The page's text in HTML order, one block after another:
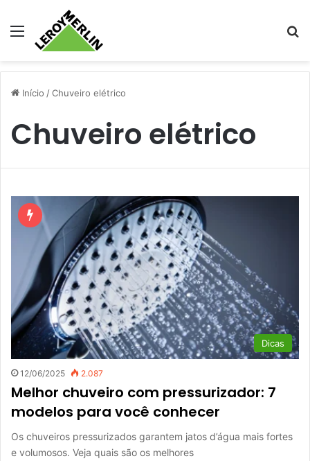
Menu
Início /Chuveiro elétrico
Chuveiro elétrico
Dicas
12/06/2025 2.087
Melhor chuveiro com pressurizador: 7
modelos para você conhecer
Os chuveiros pressurizados garantem jatos d’água mais fortes
e volumosos. Veja quais são os melhores